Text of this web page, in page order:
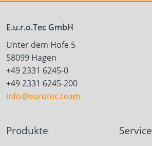
E.u.r.o.Tec GmbH
Unter dem Hofe 5
58099 Hagen
+49 2331 6245-0
+49 2331 6245-200
info@eurotec.team
Produkte Service